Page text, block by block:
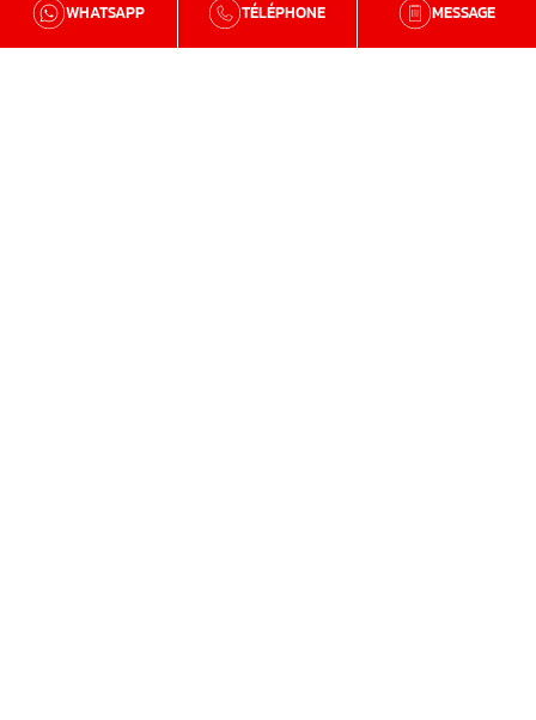
WHATSAPP TÉLÉPHONE MESSAGE
DIAGNOSTIC GRATUIT